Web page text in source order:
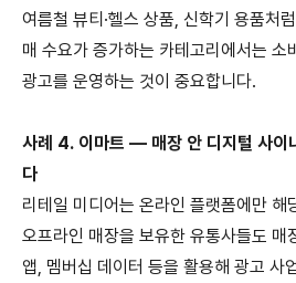
여름철 뷰티 ·헬스 상품 신학기 용품처
매 수요가 증가하는 카테고리에서는 소
광고를 운영하는 것이 중요합니다.
사례 4. 이마트 — 매장 안 디지털 사이
다
리테일 미디어는 온라인 플랫폼에만 해
오프라인 매장을 보유한 유통사들도 매
앱 멤버십 데이터 등을 활용해 광고 사